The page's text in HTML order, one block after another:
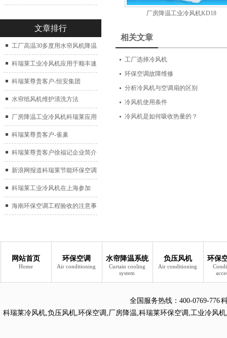
文章排行
工厂高温30多度用水帘风机降温
科瑞莱工业冷风机应用于顺丰速
运仓库通风降温
科瑞莱尊贵客户-恒安集团
水帘纸风机维护清洗方法
厂房降温工业冷风机科瑞莱应用
于广州制鞋厂
科瑞莱尊贵客户-雀巢
科瑞莱尊贵客户徐福记企业简介
新浪网报道科瑞莱节能环保空调
扇
科瑞莱工业冷风机在上海参加
2017中国制冷展
海南环保空调工程验收的注意事
厂房降温工业冷风机KD18
相关文章
工厂选择冷风机
环保空调故障维修
分析冷风机与空调扇的区别
冷风机使用条件
冷风机是如何吸收热量的？
网站首页
Home
环保空调
Air conditioning
水帘降温系统
Curtain cooling
system
负压风机
Air conditioning
环保
全国服务热线： 400-0769-776
科瑞莱冷风机,负压风机,环保空调 ,厂房降温,科瑞莱环保空调 ,工业冷风机